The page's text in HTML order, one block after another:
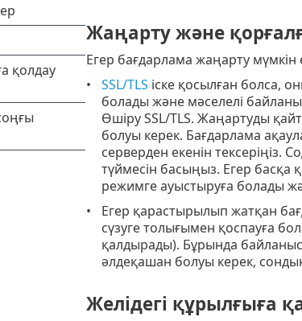
Жаңарту және
Егер бағдарлама жаңарту
SSL/TLS іске қосылған болса,
болады және мәселелі
Өшіру SSL/TLS. Жаңартуды
болуы керек. Бағдарлама
серверден екенін тексеріңіз.
түймесін басыңыз. Егер басқа
режимге ауыстыруға болады
Егер қарастырылып жатқан
сүзуге толығымен қоспауға
қалдырады). Бұрында байланысы
әлдеқашан болуы керек,
Желідегі құрылғыға